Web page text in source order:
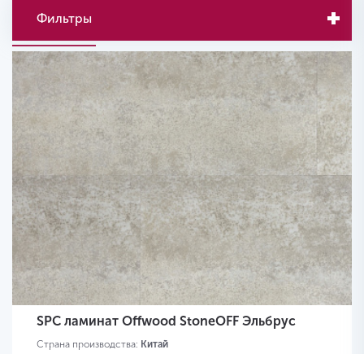
Фильтры
SPC ламинат Offwood StoneOFF Эльбрус
Страна производства: Китай